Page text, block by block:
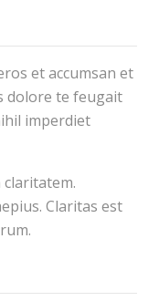
et accumsan et
dolore te feugait
imperdiet
Claritas est